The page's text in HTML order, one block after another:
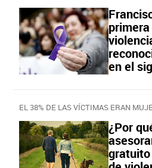
en el
EL 38% DE LAS VÍCTIMAS ERAN
¿Por